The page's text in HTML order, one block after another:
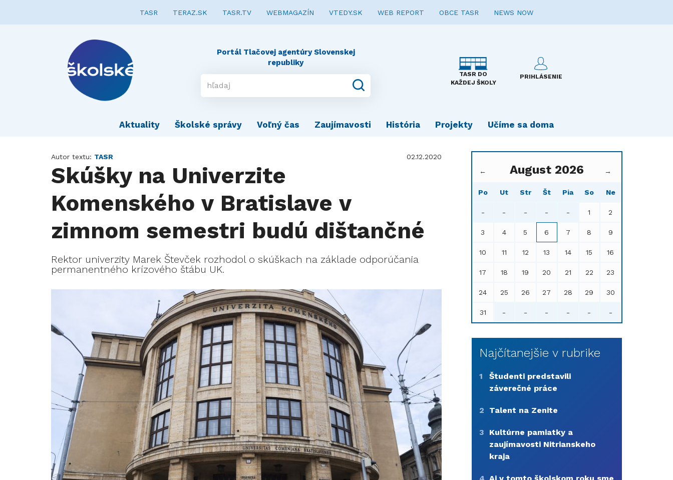
TASR TERAZ.SK TASR.TV WEBMAGAZÍN VTEDY.SK WEB REPORT OBCE TASR NEWS NOW
Portál Tlačovej agentúry Slovenskej
republiky
TASR DO
KAŽDEJ ŠKOLY
PRIHLÁSENIE
Aktuality Školské správy Voľný čas Zaujímavosti História Projekty Učíme sa doma
Autor textu: TASR 02.12.2020
Skúšky na Univerzite
Komenského v Bratislave v
zimnom semestri budú dištančné
Rektor univerzity Marek Števček rozhodol o skúškach na základe odporúčania
permanentného krízového štábu UK.
← August 2026 →
Po Ut Str Št Pia So Ne
- - - - - 1 2
3 4 5 6 7 8 9
10 11 12 13 14 15 16
17 18 19 20 21 22 23
24 25 26 27 28 29 30
31 - - - - - -
Najčítanejšie v rubrike
1
Študenti predstavili
záverečné práce
2 Talent na Zenite
3
Kultúrne pamiatky a
zaujímavosti Nitrianskeho
kraja